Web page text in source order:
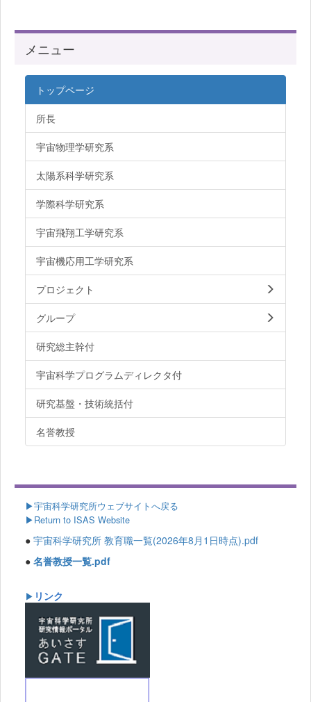
メニュー
トップページ
所長
宇宙物理学研究系
太陽系科学研究系
学際科学研究系
宇宙飛翔工学研究系
宇宙機応用工学研究系
プロジェクト
グループ
研究総主幹付
宇宙科学プログラムディレクタ付
研究基盤・技術統括付
名誉教授
▶宇宙科学研究所ウェブサイトへ戻る
▶Return to ISAS Website
● 宇宙科学研究所 教育職一覧(2026年8月1日時点).pdf
● 名誉教授一覧.pdf
▶ リンク